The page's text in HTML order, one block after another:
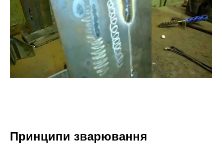
Принципи зварювання